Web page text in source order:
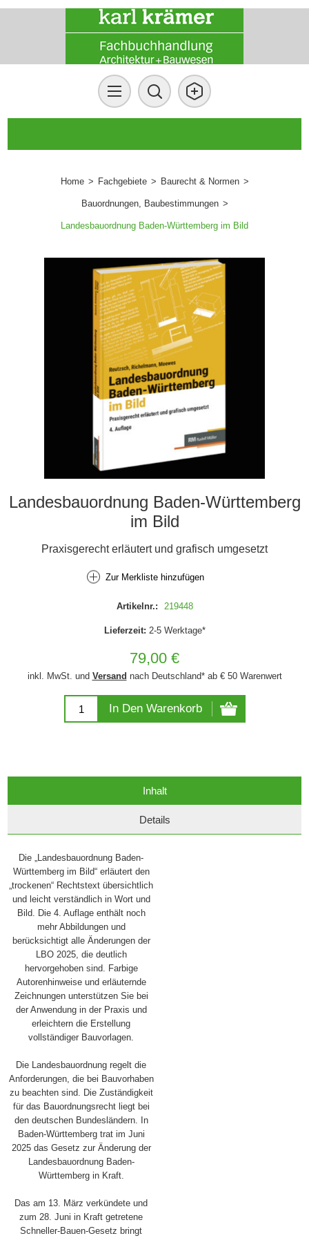
Home > Fachgebiete > Baurecht & Normen >
Bauordnungen, Baubestimmungen >
Landesbauordnung Baden-Württemberg im Bild
Landesbauordnung Baden-Württemberg
im Bild
Praxisgerecht erläutert und grafisch umgesetzt
Zur Merkliste hinzufügen
Artikelnr.: 219448
Lieferzeit: 2-5 Werktage*
79,00 €
inkl. MwSt. und Versand nach Deutschland* ab € 50 Warenwert
In Den Warenkorb
Inhalt
Details
Die „Landesbauordnung Baden-
Württemberg im Bild“ erläutert den
„trockenen“ Rechtstext übersichtlich
und leicht verständlich in Wort und
Bild. Die 4. Auflage enthält noch
mehr Abbildungen und
berücksichtigt alle Änderungen der
LBO 2025, die deutlich
hervorgehoben sind. Farbige
Autorenhinweise und erläuternde
Zeichnungen unterstützen Sie bei
der Anwendung in der Praxis und
erleichtern die Erstellung
vollständiger Bauvorlagen.
Die Landesbauordnung regelt die
Anforderungen, die bei Bauvorhaben
zu beachten sind. Die Zuständigkeit
für das Bauordnungsrecht liegt bei
den deutschen Bundesländern. In
Baden-Württemberg trat im Juni
2025 das Gesetz zur Änderung der
Landesbauordnung Baden-
Württemberg in Kraft.
Das am 13. März verkündete und
zum 28. Juni in Kraft getretene
Schneller-Bauen-Gesetz bringt